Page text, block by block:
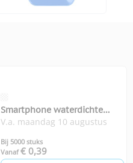
Smartphone waterdichte
pouch
V.a. maandag 10 augustus
Bij 5000 stuks
Vanaf € 0,39